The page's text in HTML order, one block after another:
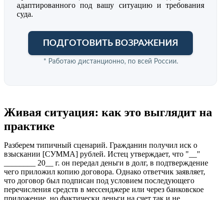
адаптированного под вашу ситуацию и требования
суда.
ПОДГОТОВИТЬ ВОЗРАЖЕНИЯ
* Работаю дистанционно, по всей России.
Живая ситуация: как это выглядит на
практике
Разберем типичный сценарий. Гражданин получил иск о
взыскании [СУММА] рублей. Истец утверждает, что "__"
________ 20__ г. он передал деньги в долг, в подтверждение
чего приложил копию договора. Однако ответчик заявляет,
что договор был подписан под условием последующего
перечисления средств в мессенджере или через банковское